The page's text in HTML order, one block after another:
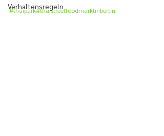
Verhaltensregeln
#thaipark#thaistreetfoodmarktinberlin